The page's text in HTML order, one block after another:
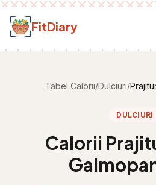
Salt la conținut
FitDiary
Tabel Calorii/Dulciuri/
DULCIURI
Calorii